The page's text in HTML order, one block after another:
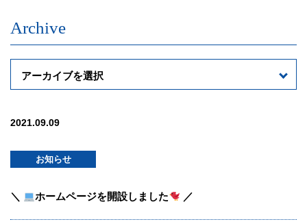
2021.09.09
お知らせ
＼ ホームページを開設しました ／
Archive
アーカイブを選択